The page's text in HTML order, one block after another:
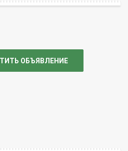
ОБЪЯВЛЕНИЕ